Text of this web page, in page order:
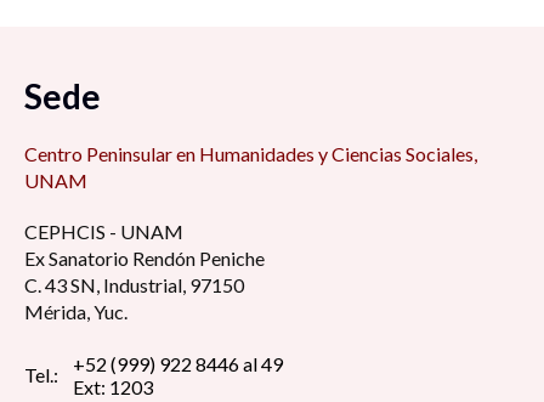
Sede
Centro Peninsular en Humanidades y Ciencias Sociales,
UNAM
CEPHCIS - UNAM
Ex Sanatorio Rendón Peniche
C. 43 SN, Industrial, 97150
Mérida, Yuc.
Tel.:
+52 (999) 922 8446 al 49
Ext: 1203